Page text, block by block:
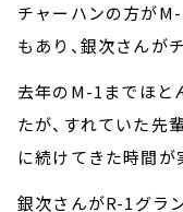
チャーハンの方が
もあり、銀次さんが
去年のM-1までほと
たが、すれていた先
に続けてきた時間が
銀次さんがR-1グラ